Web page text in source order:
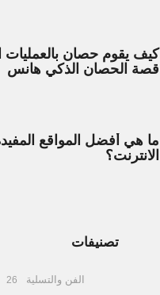
كيف يقوم حصان بالعمليات
قصة الحصان الذكي هانس
ما هي أفضل المواقع
الانترنت؟
تصنيفات
الفن والتسلية 26